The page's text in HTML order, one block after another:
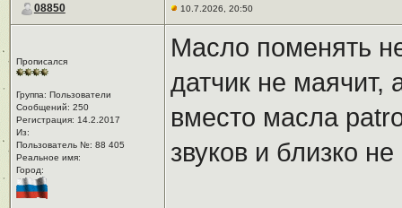
08850 10.7.2026, 20:50
Прописался
Группа: Пользователи
Сообщений: 250
Регистрация: 14.2.2017
Из: ㅤ
Пользователь №: 88 405
Реальное имя:ㅤ
Город:ㅤ
Масло поменять
датчик не маячит,
вместо масла
звуков и близко